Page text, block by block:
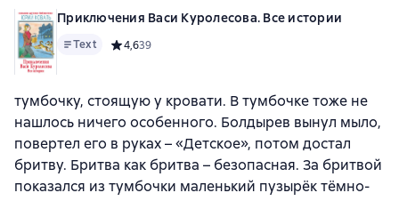
Приключения Васи Куролесова. Все истории
Text Средний рейтинг 4,6 на основе 39 оценок
4,639
тумбочку, стоящую у кровати. В тумбочке тоже не
нашлось ничего особенного. Болдырев вынул мыло,
повертел его в руках – «Детское», потом достал
бритву. Бритва как бритва – безопасная. За бритвой
показался из тумбочки маленький пузырёк тёмно-